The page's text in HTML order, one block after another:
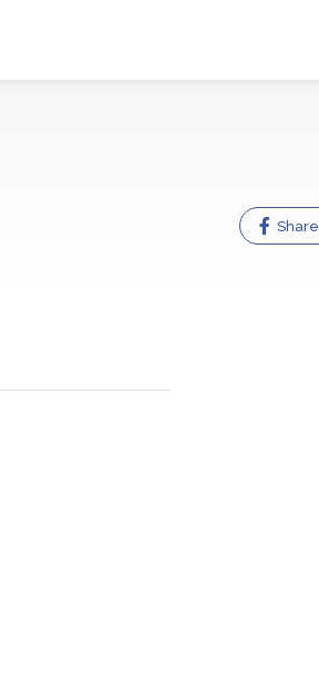
Share